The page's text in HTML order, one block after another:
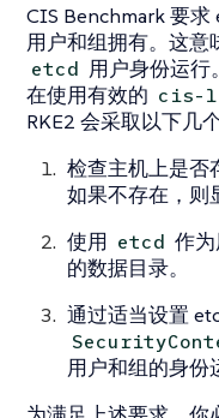
CIS Benchmark 要
用户和组拥有。这意
etcd 用户身份运行
在使用有效的 cis-
RKE2 会采取以下几
检查主机上是否
如果不存在，则
使用 etcd 作
的数据目录。
通过适当设置
用户和组的身份